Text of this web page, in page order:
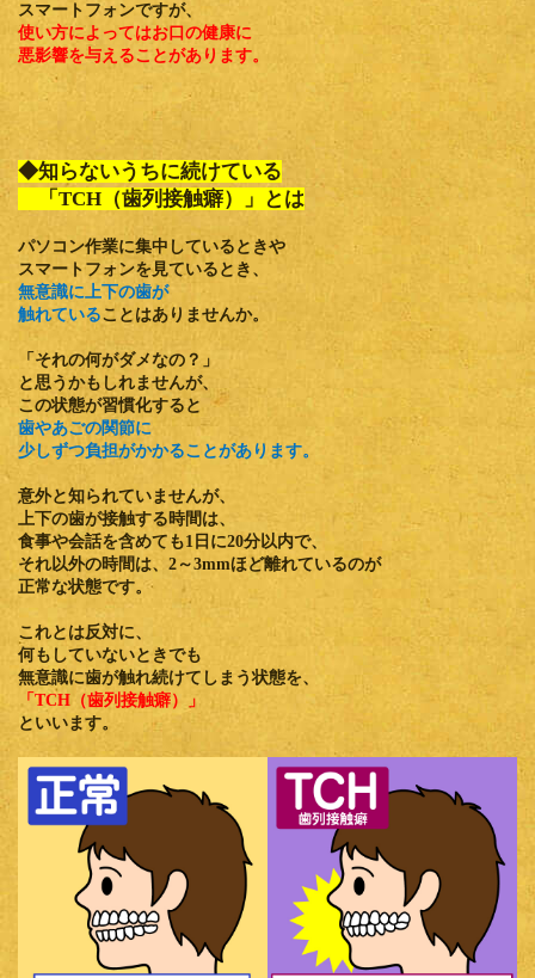
スマートフォンですが、
使い方によってはお口の健康に
悪影響を与えることがあります。
◆知らないうちに続けている
「TCH（歯列接触癖）」とは
パソコン作業に集中しているときや
スマートフォンを見ているとき、
無意識に上下の歯が
触れていることはありませんか。
「それの何がダメなの？」
と思うかもしれませんが、
この状態が習慣化すると
歯やあごの関節に
少しずつ負担がかかることがあります。
意外と知られていませんが、
上下の歯が接触する時間は、
食事や会話を含めても1日に20分以内で、
それ以外の時間は、 2～3mmほど離れているのが
正常な状態です。
これとは反対に、
何もしていないときでも
無意識に歯が触れ続けてしまう状態を、
「TCH（歯列接触癖）」
といいます。